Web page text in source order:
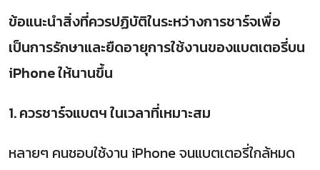
ข้อแนะนำสิ่งที่ควรปฏิบัติในระหว่างการชาร์จเพื่อ
เป็นการรักษาและยืดอายุการใช้งานของแบตเตอรี่บน
iPhone ให้นานขึ้น
1. ควรชาร์จแบตฯ ในเวลาที่เหมาะสม
หลายๆ คนชอบใช้งาน iPhone จนแบตเตอรี่ใกล้หมด